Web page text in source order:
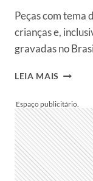
Peças com tema
crianças e,
gravadas no
LEIA MAIS TEATRO
18
PEÇAS
PARA
ONLINE